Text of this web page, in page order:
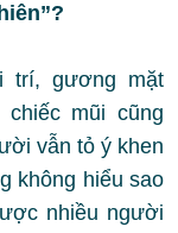
trí, gương mặt
mũi cũng
vẫn tỏ ý khen
không hiểu sao
nhiều người